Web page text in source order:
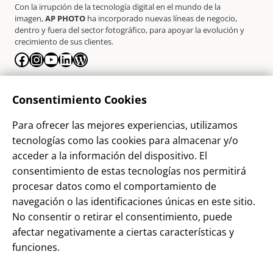
Con la irrupción de la tecnología digital en el mundo de la
imagen,AP PHOTO ha incorporado nuevas líneas de negocio,
dentro y fuera del sector fotográfico, para apoyar la evolución y
crecimiento de sus clientes.
Facebook
Instagram
YouTube
LinkedIn
WordPress
Contacto
Sostenibilidad
Blog
Alta Cliente
Aviso Legal
Términos y Condiciones
Consentimiento Cookies
Para ofrecer las mejores experiencias, utilizamos
tecnologías como las cookies para almacenar y/o
acceder a la información del dispositivo. El
consentimiento de estas tecnologías nos permitirá
procesar datos como el comportamiento de
navegación o las identificaciones únicas en este sitio.
No consentir o retirar el consentimiento, puede
afectar negativamente a ciertas características y
funciones.